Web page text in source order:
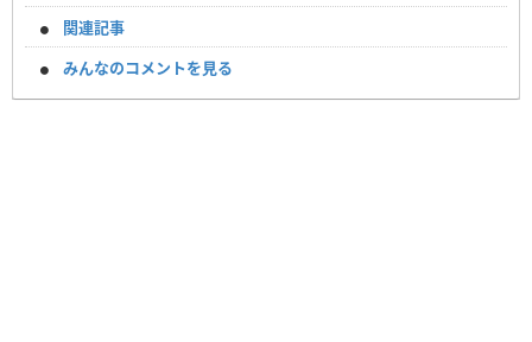
関連記事
みんなのコメントを見る